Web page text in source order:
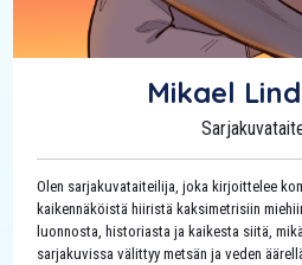
Mikael
Olen sarjakuvataiteilija, joka kirjoittelee
kaikennäköistä hiiristä kaksimetrisiin
luonnosta, historiasta ja kaikesta siitä,
sarjakuvissa välittyy metsän ja veden